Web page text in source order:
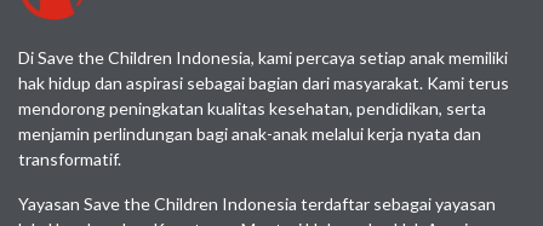
Di Save the Children Indonesia, kami percaya setiap anak memiliki
hak hidup dan aspirasi sebagai bagian dari masyarakat. Kami terus
mendorong peningkatan kualitas kesehatan, pendidikan, serta
menjamin perlindungan bagi anak-anak melalui kerja nyata dan
transformatif.
Yayasan Save the Children Indonesia terdaftar sebagai yayasan